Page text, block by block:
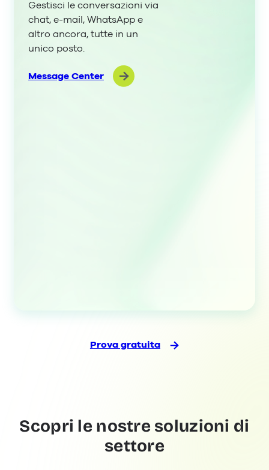
Gestisci le conversazioni via
chat, e-mail, WhatsApp e
altro ancora, tutte in un
unico posto.
Message Center
Prova gratuita
Scopri le nostre soluzioni di
settore